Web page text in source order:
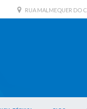
RUA MALMEQUER DO